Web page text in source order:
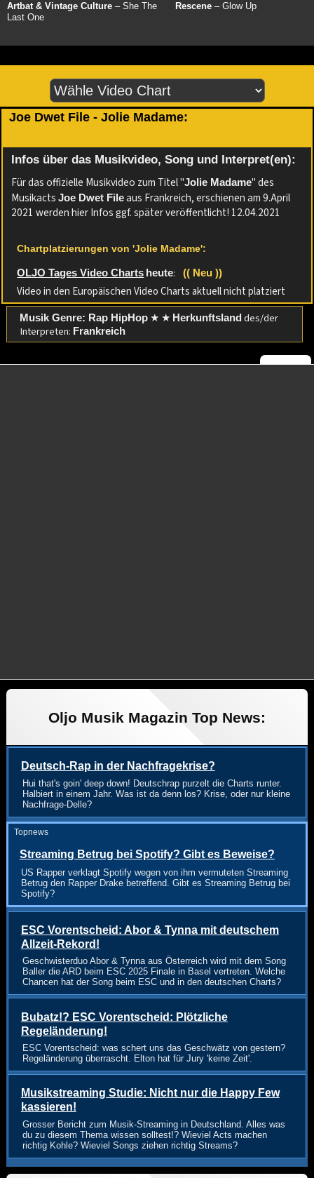
Artbat & Vintage Culture – She The
Last One
Rescene – Glow Up
Joe Dwet File - Jolie Madame:
Infos über das Musikvideo, Song und Interpret(en):
Für das offizielle Musikvideo zum Titel "Jolie Madame" des
Musikacts Joe Dwet Fileaus Frankreich, erschienen am 9.April
2021 werden hier Infos ggf. später veröffentlicht! 12.04.2021
Chartplatzierungen von 'Jolie Madame':
OLJO Tages Video Charts heute: (( Neu ))
Video in den Europäischen Video Charts aktuell nicht platziert
Musik Genre: Rap HipHop★ ★ Herkunftslanddes/der
Interpreten: Frankreich
Oljo Musik Magazin Top News:
Deutsch-Rap in der Nachfragekrise?
Hui that's goin' deep down! Deutschrap purzelt die Charts runter.
Halbiert in einem Jahr. Was ist da denn los? Krise, oder nur kleine
Nachfrage-Delle?
Topnews
Streaming Betrug bei Spotify? Gibt es Beweise?
US Rapper verklagt Spotify wegen von ihm vermuteten Streaming
Betrug den Rapper Drake betreffend. Gibt es Streaming Betrug bei
Spotify?
ESC Vorentscheid: Abor & Tynna mit deutschem
Allzeit-Rekord!
Geschwisterduo Abor & Tynna aus Österreich wird mit dem Song
Baller die ARD beim ESC 2025 Finale in Basel vertreten. Welche
Chancen hat der Song beim ESC und in den deutschen Charts?
Bubatz!? ESC Vorentscheid: Plötzliche
Regeländerung!
ESC Vorentscheid: was schert uns das Geschwätz von gestern?
Regeländerung überrascht. Elton hat für Jury 'keine Zeit'.
Musikstreaming Studie: Nicht nur die Happy Few
kassieren!
Grosser Bericht zum Musik-Streaming in Deutschland. Alles was
du zu diesem Thema wissen solltest!? Wieviel Acts machen
richtig Kohle? Wieviel Songs ziehen richtig Streams?